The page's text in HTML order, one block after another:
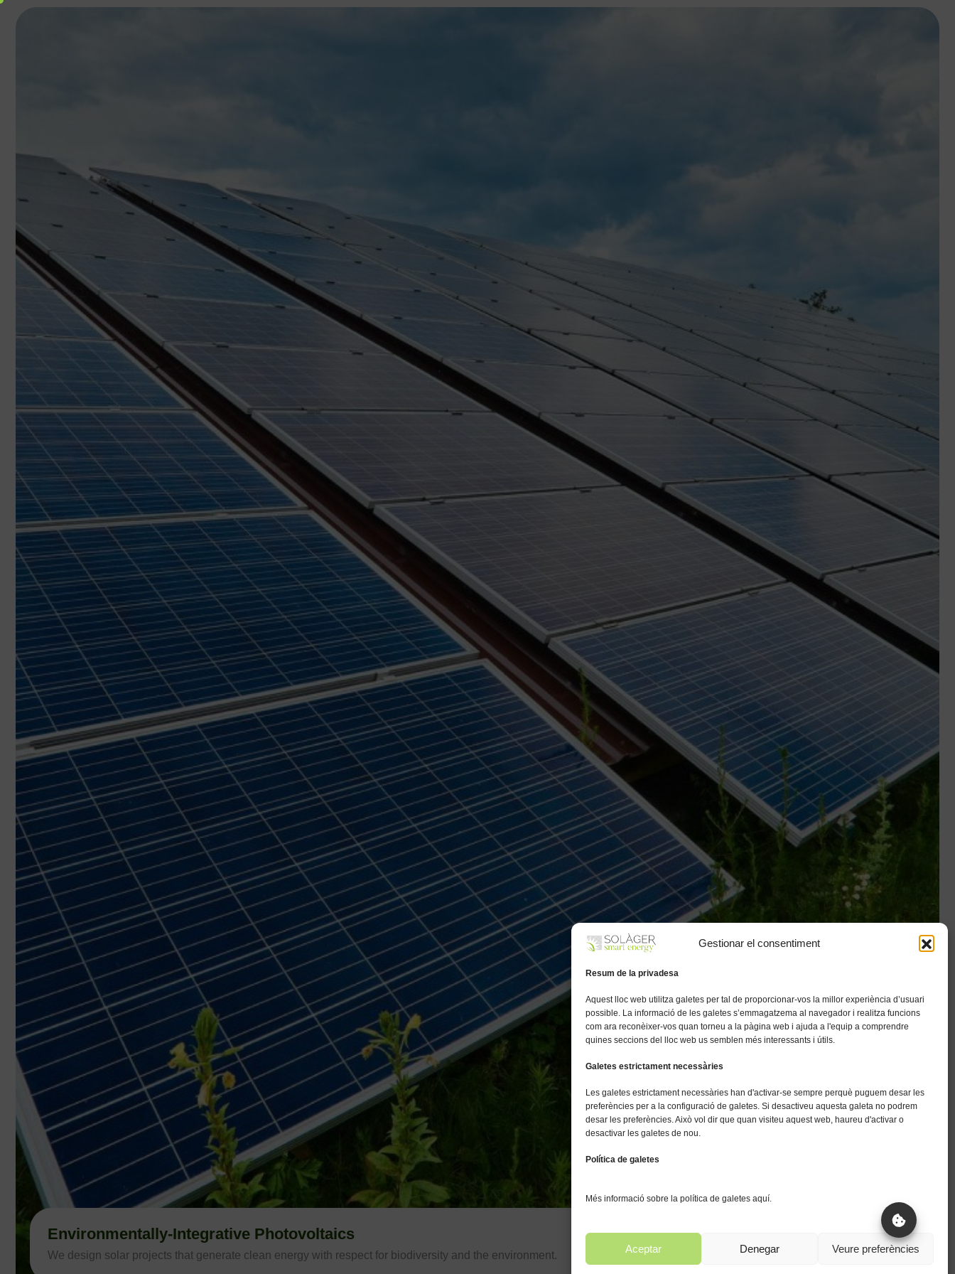
Gestionar el consentiment
Resum de la privadesa
Aquest lloc web utilitza galetes per tal de proporcionar-vos la millor experiència d’usuari
possible. La informació de les galetes s’emmagatzema al navegador i realitza funcions
com ara reconèixer-vos quan torneu a la pàgina web i ajuda a l'equip a comprendre
quines seccions del lloc web us semblen més interessants i útils.
Galetes estrictament necessàries
Les galetes estrictament necessàries han d'activar-se sempre perquè puguem desar les
preferències per a la configuració de galetes. Si desactiveu aquesta galeta no podrem
desar les preferències. Això vol dir que quan visiteu aquest web, haureu d'activar o
desactivar les galetes de nou.
Política de galetes
Més informació sobre la política de galetes aquí.
Aceptar Denegar Veure preferències
Environmentally-Integrative Photovoltaics
We design solar projects that generate clean energy with respect for biodiversity and the environment.